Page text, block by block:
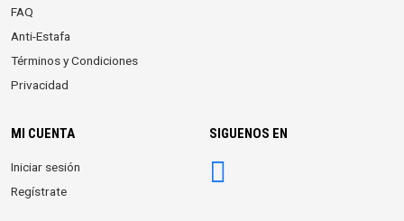
FAQ
Anti-Estafa
Términos y Condiciones
Privacidad
MI CUENTA
Iniciar sesión
Regístrate
SIGUENOS EN